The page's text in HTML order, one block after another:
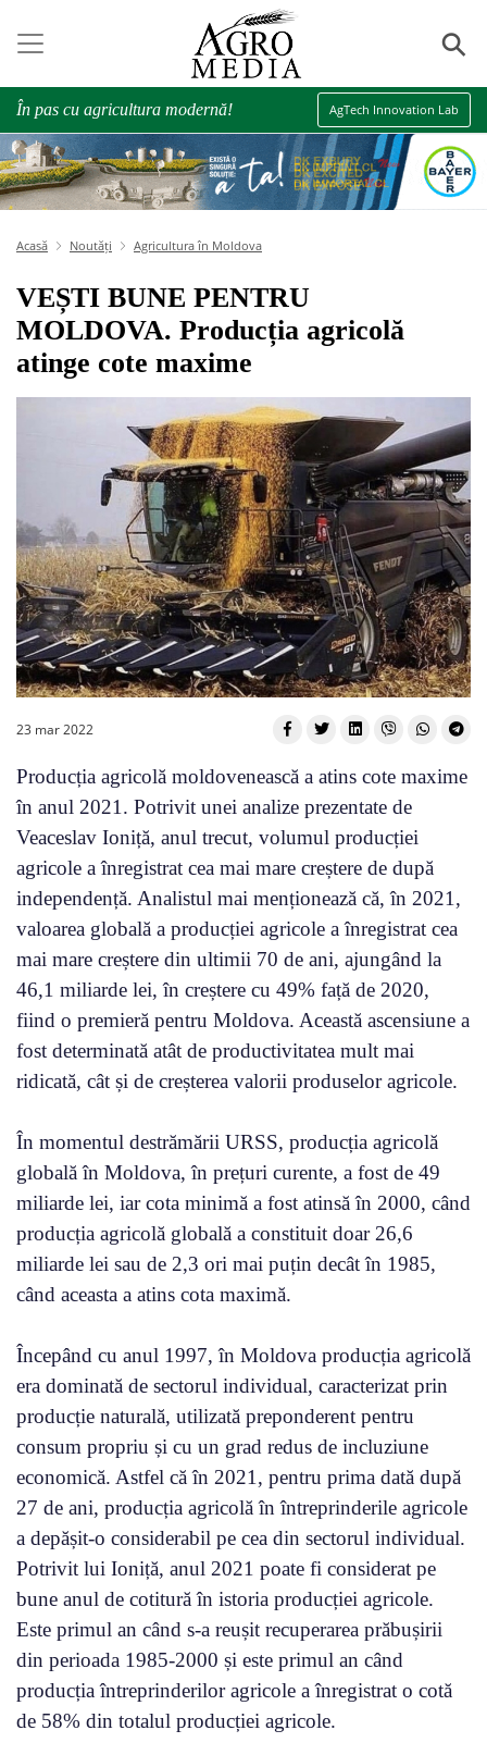
⚲
În pas cu agricultura modernă! AgTech Innovation Lab
Acasă Noutăți Agricultura în Moldova
VEȘTI BUNE PENTRU
MOLDOVA. Producția agricolă
atinge cote maxime
23 mar 2022
Producția agricolă moldovenească a atins cote maxime
în anul 2021. Potrivit unei analize prezentate de
Veaceslav Ioniță, anul trecut, volumul producției
agricole a înregistrat cea mai mare creștere de după
independență. Analistul mai menționează că, în 2021,
valoarea globală a producției agricole a înregistrat cea
mai mare creștere din ultimii 70 de ani, ajungând la
46,1 miliarde lei, în creștere cu 49% față de 2020,
fiind o premieră pentru Moldova. Această ascensiune a
fost determinată atât de productivitatea mult mai
ridicată, cât și de creșterea valorii produselor agricole.
În momentul destrămării URSS, producția agricolă
globală în Moldova, în prețuri curente, a fost de 49
miliarde lei, iar cota minimă a fost atinsă în 2000, când
producția agricolă globală a constituit doar 26,6
miliarde lei sau de 2,3 ori mai puțin decât în 1985,
când aceasta a atins cota maximă.
Începând cu anul 1997, în Moldova producția agricolă
era dominată de sectorul individual, caracterizat prin
producție naturală, utilizată preponderent pentru
consum propriu și cu un grad redus de incluziune
economică. Astfel că în 2021, pentru prima dată după
27 de ani, producția agricolă în întreprinderile agricole
a depășit-o considerabil pe cea din sectorul individual.
Potrivit lui Ioniță, anul 2021 poate fi considerat pe
bune anul de cotitură în istoria producției agricole.
Este primul an când s-a reușit recuperarea prăbușirii
din perioada 1985-2000 și este primul an când
producția întreprinderilor agricole a înregistrat o cotă
de 58% din totalul producției agricole.